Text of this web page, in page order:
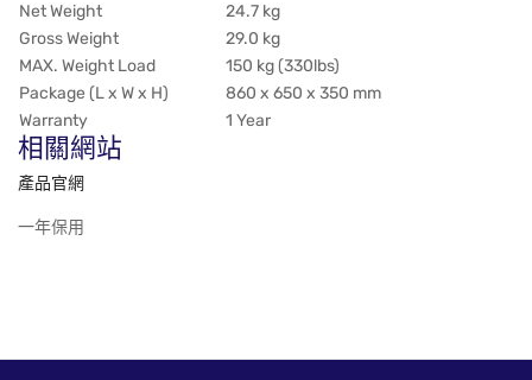
Net Weight
24.7 kg
Gross Weight
29.0 kg
MAX. Weight Load
150 kg (330lbs)
Package (L x W x H)
860 x 650 x 350 mm
Warranty
1 Year
相關網站
產品官網
一年保用